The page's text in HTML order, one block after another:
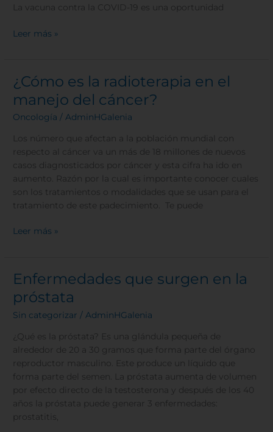
La vacuna contra la COVID-19 es una oportunidad
Leer más »
¿Cómo es la radioterapia en el
manejo del cáncer?
Oncología /AdminHGalenia
Los número que afectan a la población mundial con
respecto al cáncer va un más de 18 millones de nuevos
casos diagnosticados por cáncer y esta cifra ha ido en
aumento. Razón por la cual es importante conocer cuales
son los tratamientos o modalidades que se usan para el
tratamiento de este padecimiento. Te puede
¿Cómo
es
la
radioterapia
Leer más »
Enfermedades que surgen en la
próstata
Sin categorizar / AdminHGalenia
¿Qué es la próstata? Es una glándula pequeña de
alrededor de 20 a 30 gramos que forma parte del órgano
reproductor masculino. Este produce un líquido que
forma parte del semen. La próstata aumenta de volumen
por efecto directo de la testosterona y después de los 40
años la próstata puede generar 3 enfermedades:
prostatitis,
Enfermedades
surgen
en